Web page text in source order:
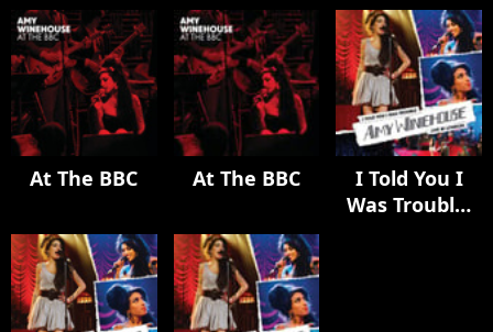
At The BBC At The BBC
I Told You I
Was Trouble: